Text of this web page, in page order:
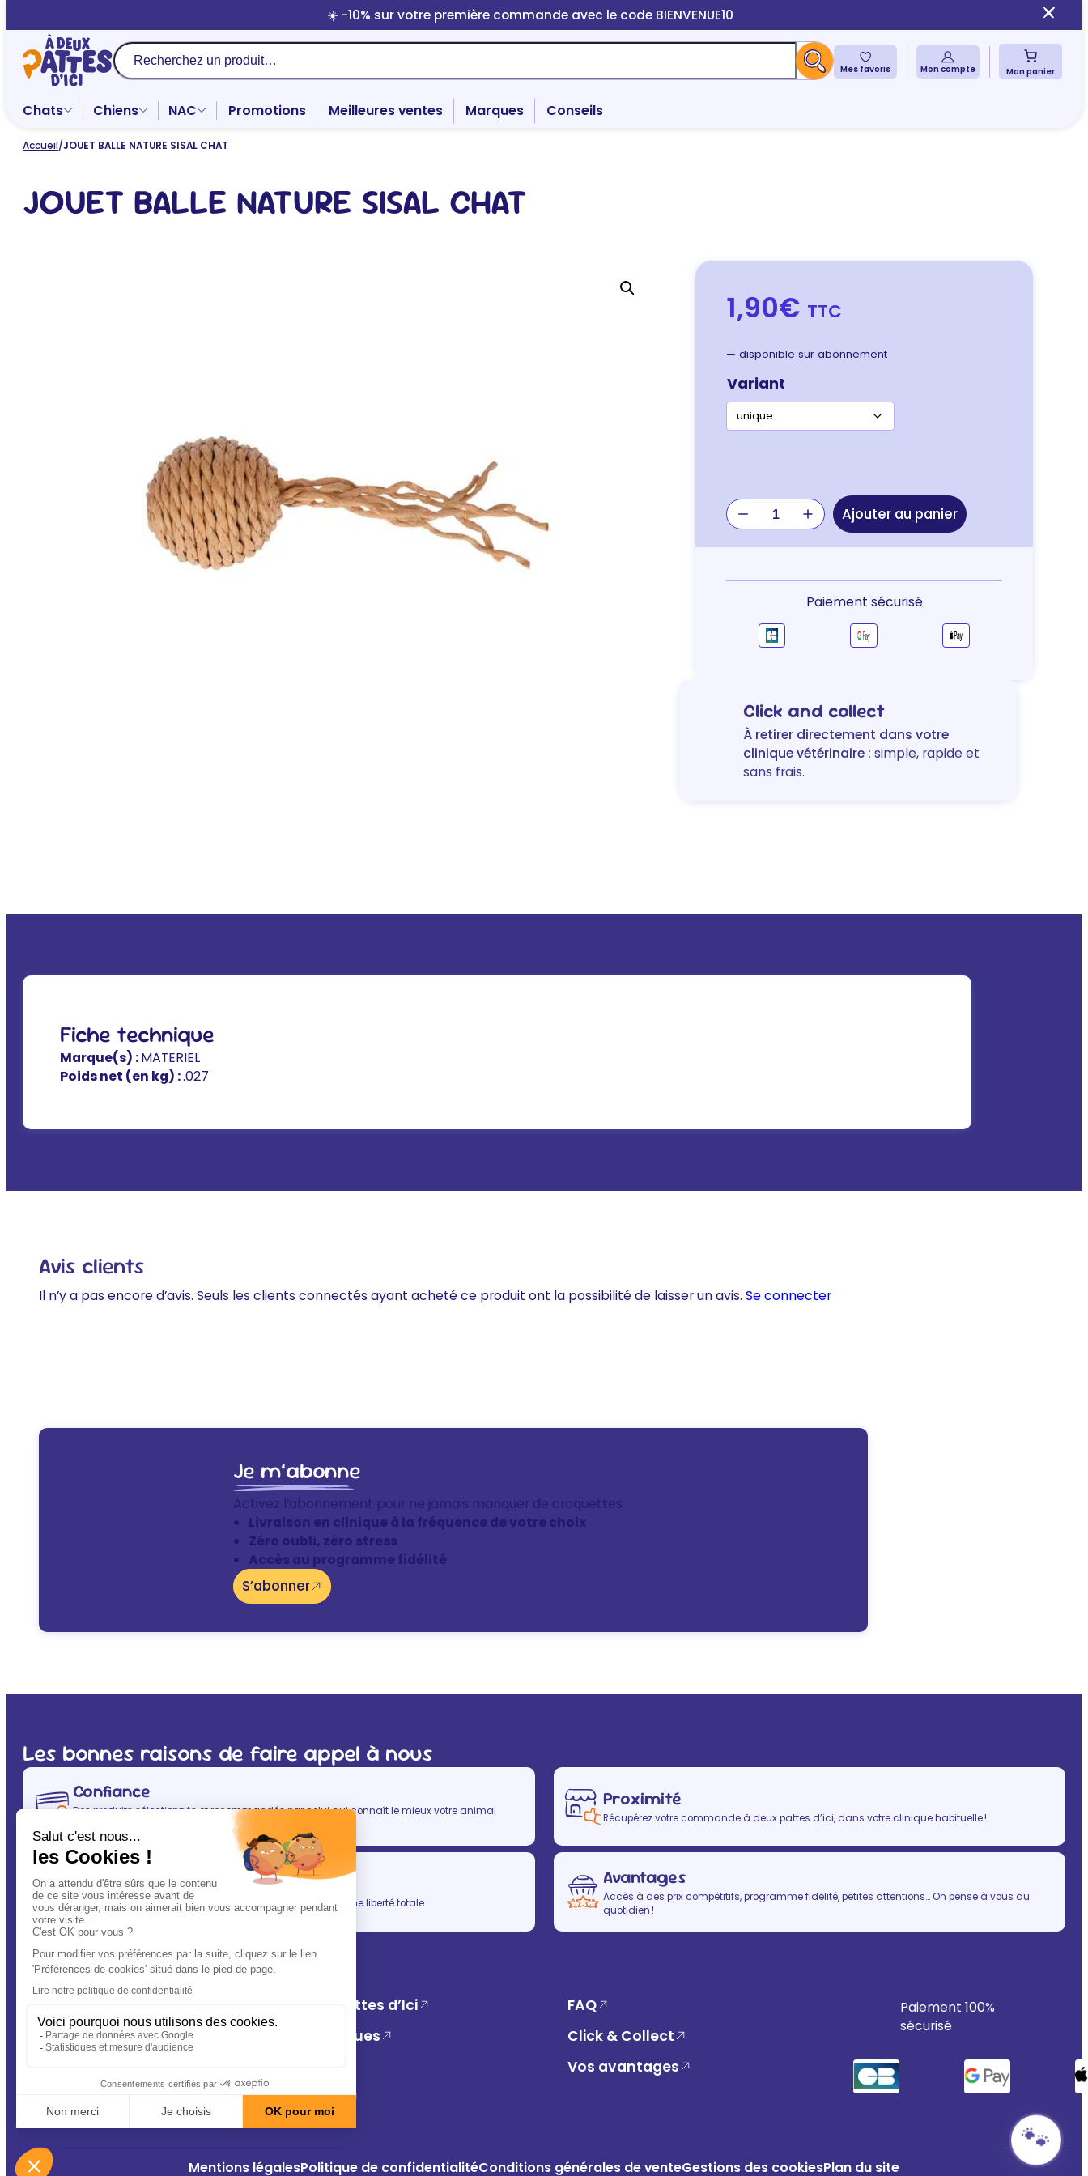
au
contenu
☀️ -10% sur votre première commande avec le code BIENVENUE10
Recherche
Mes favoris Mon compte Mon panier
Chats Chiens NAC Promotions Meilleures ventes Marques Conseils
Accueil/JOUET BALLE NATURE SISAL CHAT
JOUET BALLE NATURE SISAL CHAT
1,90€ TTC
— disponible sur abonnement
Variant
quantité
de
JOUET
NATURE
CHAT
Ajouter au panier
Paiement sécurisé
Click and collect
À retirer directement dans votre
clinique vétérinaire : simple, rapide et
sans frais.
Fiche technique
Marque(s) :MATERIEL
Poids net (en kg) :.027
Avis clients
Il n’y a pas encore d’avis. Seuls les clients connectés ayant acheté ce produit ont la possibilité de laisser un avis. Se connecter
Je m’abonne
Activez l’abonnement pour ne jamais manquer de croquettes
Livraison en clinique à la fréquence de votre choix
Zéro oubli, zéro stress
Accès au programme fidélité
S’abonner
Les bonnes raisons de faire appel à nous
Confiance
Des produits sélectionnés et recommandés par celui qui connaît le mieux votre animal
(après vous évidemment ! ) : votre vétérinaire.
Proximité
Récupérez votre commande à deux pattes d’ici, dans votre clinique habituelle !
Simplicité
En un clic, vous allégez votre quotidien, tout en gardant une liberté totale.
Avantages
Accès à des prix compétitifs, programme fidélité, petites attentions… On pense à vous au
quotidien !
A Deux Pattes d’Ici
FAQ
Nos cliniques
Click & Collect
Vos avantages
Conseils
Paiement 100%
sécurisé
Mentions légalesPolitique de confidentialitéConditions générales de venteGestions des cookiesPlan du site
🐾